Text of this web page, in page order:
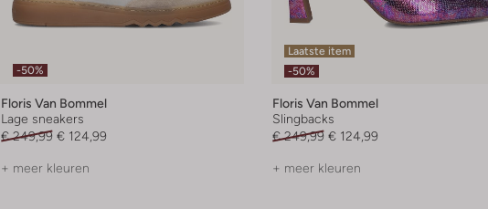
-50%
Floris Van Bommel
Lage sneakers
€ 249,99 € 124,99
+ meer kleuren
Laatste item
-50%
Floris Van Bommel
Slingbacks
€ 249,99 € 124,99
+ meer kleuren